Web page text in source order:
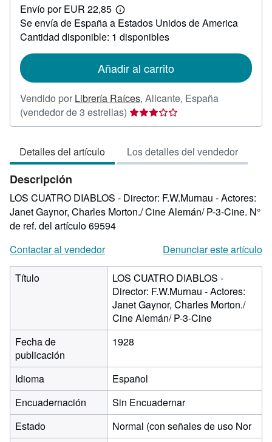
80,00
Envío por EUR 22,85
Más
información
sobre
las
envío
Se envía de España a Estados Unidos de America
Cantidad disponible: 1 disponibles
Añadir al carrito
Vendido por Librería Raíces, Alicante, España
(vendedor de 3 estrellas) Calificación
del
3
de
estrellas
Detalles del artículo Los detalles del vendedor
Descripción
LOS CUATRO DIABLOS - Director: F.W.Murnau - Actores:
Janet Gaynor, Charles Morton./ Cine Alemán/ P-3-Cine. N°
de ref. del artículo 69594
Contactar al vendedor
Denunciar este artículo
Título
LOS CUATRO DIABLOS -
Director: F.W.Murnau - Actores:
Janet Gaynor, Charles Morton./
Cine Alemán/ P-3-Cine
Fecha de
publicación
1928
Idioma
Español
Encuadernación
Sin Encuadernar
Estado
Normal (con señales de uso Nor